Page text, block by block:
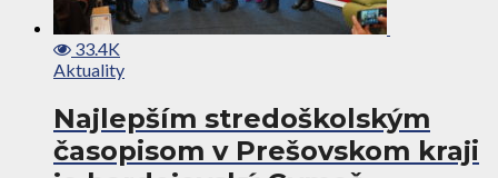
33.4K
Aktuality
Najlepším stredoškolským
časopisom v Prešovskom kraji